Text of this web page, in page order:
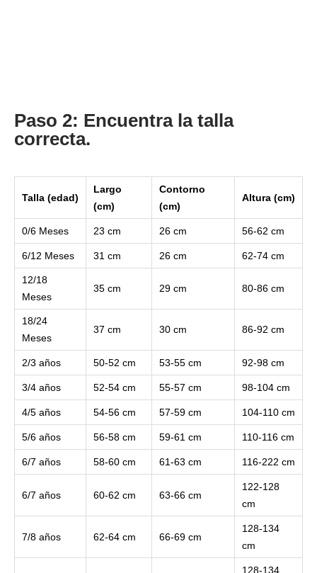
Paso 2: Encuentra la talla
correcta.
Talla (edad)
Largo
(cm)
Contorno
(cm)
Altura (cm)
0/6 Meses 23 cm 26 cm 56-62 cm
6/12 Meses 31 cm 26 cm 62-74 cm
12/18
Meses
35 cm 29 cm 80-86 cm
18/24
Meses
37 cm 30 cm 86-92 cm
2/3 años 50-52 cm 53-55 cm 92-98 cm
3/4 años 52-54 cm 55-57 cm 98-104 cm
4/5 años 54-56 cm 57-59 cm 104-110 cm
5/6 años 56-58 cm 59-61 cm 110-116 cm
6/7 años 58-60 cm 61-63 cm 116-222 cm
6/7 años 60-62 cm 63-66 cm
122-128
cm
7/8 años 62-64 cm 66-69 cm
128-134
cm
128-134